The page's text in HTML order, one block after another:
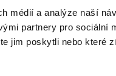
médií a analýze naší
partnery pro sociální
jim poskytli nebo které